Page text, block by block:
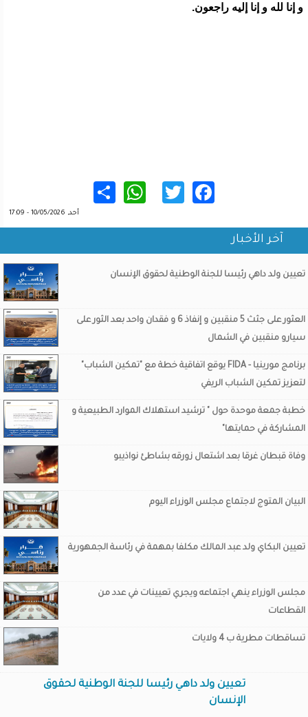
و إنا لله و إنا إليه راجعون.
Facebook
Twitter
WhatsApp
أحد, 10/05/2026 - 17:09
آخر الأخبار
تعيين ولد داهي رئيسا للجنة الوطنية لحقوق الإنسان
العثور على جثث 5 منقبين و إنفاذ 6 و فقدان واحد بعد الثور على
سيارو منقبين في الشمال
برنامج مورينيا - FIDA يوقع اتفاقية خطة مع "تمكين الشباب"
لتعزيز تمكين الشباب الريفي
خطبة جمعة موحدة حول " ترشيد استهلاك الموارد الطبيعية و
المشاركة في حمايتها"
وفاة قبطان غرقا بعد اشتعال زورقه بشاطئ نواذيبو
البيان المتوج لاجتماع مجلس الوزراء اليوم
تعيين البكاي ولد عبد المالك مكلفا بمهمة في رئاسة الجمهورية
مجلس الوزراء ينهي اجتماعه ويجري تعيينات في عدد من
القطاعات
تساقطات مطرية ب 4 ولايات
تعيين ولد داهي رئيسا للجنة الوطنية لحقوق
الإنسان